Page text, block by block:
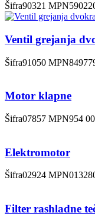
Šifra90321 MPN
Ventil grejanja
Šifra91050 MPN
Motor klapne
Šifra07857 MPN954
Elektromotor
Šifra02924 MPN
Filter rashladne